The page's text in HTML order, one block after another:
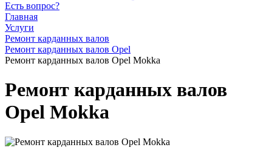
Есть вопрос?
Главная
Услуги
Ремонт карданных валов
Ремонт карданных валов Opel
Ремонт карданных валов Opel Mokka
Ремонт карданных валов
Opel Mokka